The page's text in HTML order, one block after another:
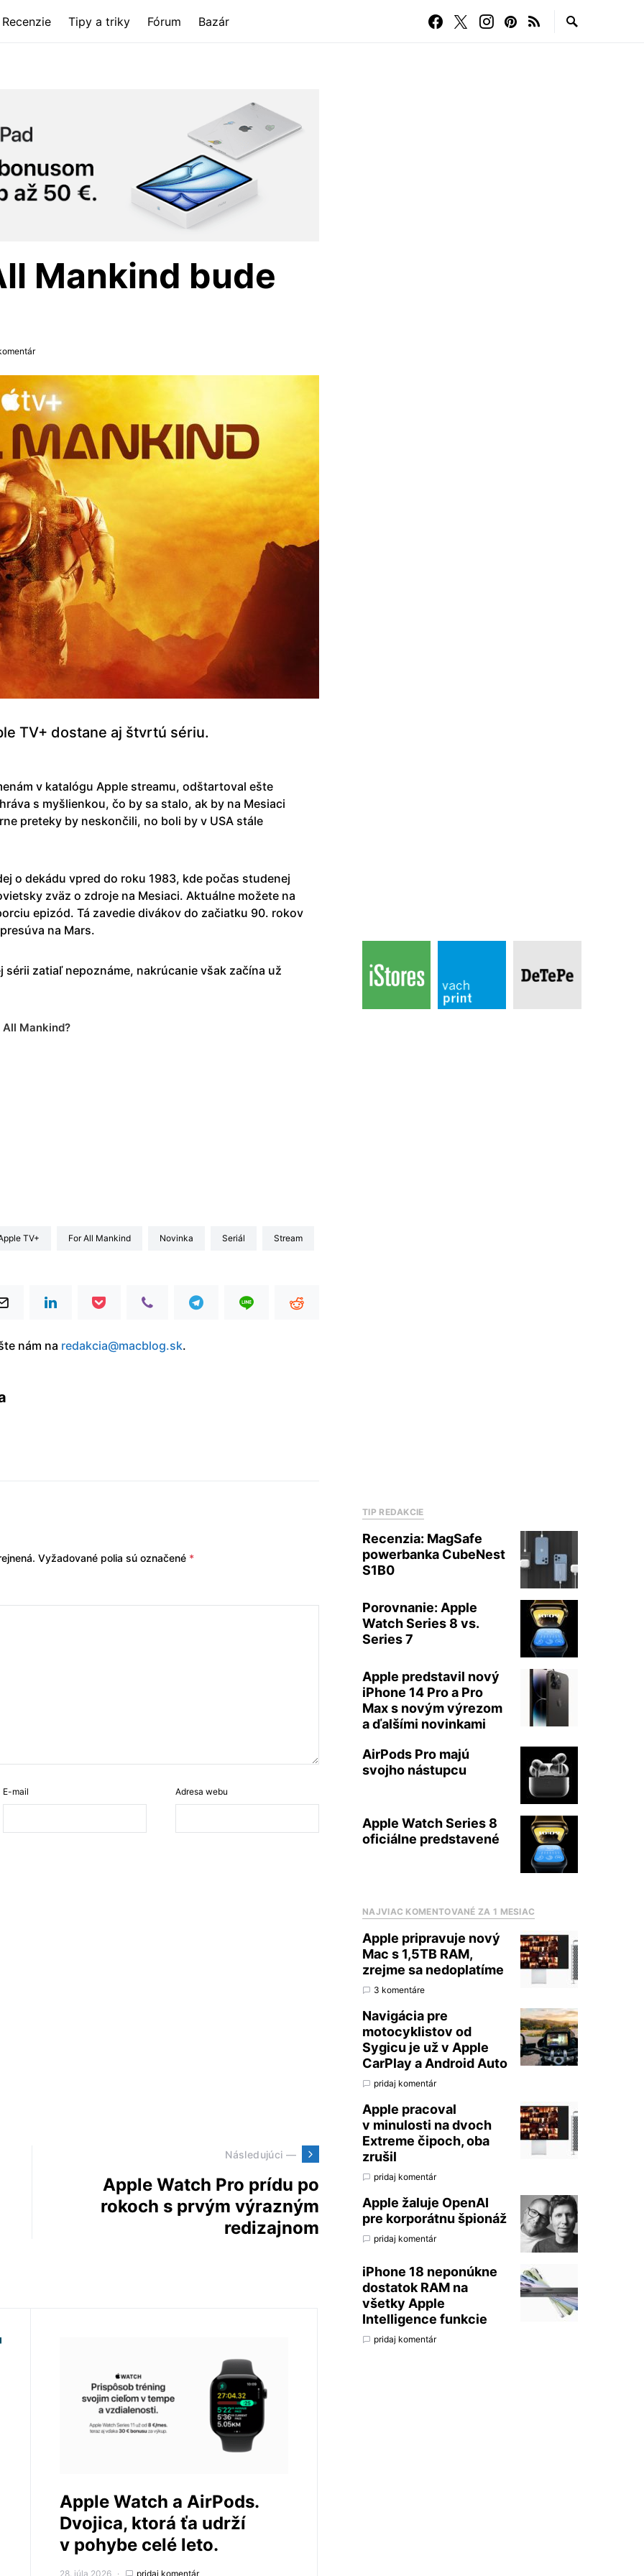
Recenzie Tipy a triky Fórum Bazár
Mankind bude
TV+ dostane aj štvrtú sériu.
v katalógu Apple streamu, odštartoval ešte
s myšlienkou, čo by sa stalo, ak by na Mesiaci
preteky by neskončili, no boli by v USA stále
o dekádu vpred do roku 1983, kde počas studenej
zväz o zdroje na Mesiaci. Aktuálne možete na
epizód. Tá zavedie divákov do začiatku 90. rokov
na Mars.
zatiaľ nepoznáme, nakrúcanie však začína už
Mankind?
Apple TV+ For All Mankind Novinka seriál stream
nám na redakcia@macblog.sk.
Vyžadované polia sú označené *
E-mail Adresa webu
Následujúci —
Apple Watch Pro prídu po
rokoch s prvým výrazným
redizajnom
Apple Watch a AirPods.
Dvojica, ktorá ťa udrží
v pohybe celé leto.
28. júla 2026 pridaj komentár
TIP REDAKCIE
Recenzia: MagSafe
powerbanka CubeNest
S1B0
Porovnanie: Apple
Watch Series 8 vs.
Series 7
Apple predstavil nový
iPhone 14 Pro a Pro
Max s novým výrezom
a ďalšími novinkami
AirPods Pro majú
svojho nástupcu
Apple Watch Series 8
oficiálne predstavené
NAJVIAC KOMENTOVANÉ ZA 1 MESIAC
Apple pripravuje nový
Mac s 1,5TB RAM,
zrejme sa nedoplatíme
3 komentáre
Navigácia pre
motocyklistov od
Sygicu je už v Apple
CarPlay a Android Auto
pridaj komentár
Apple pracoval
v minulosti na dvoch
Extreme čipoch, oba
zrušil
pridaj komentár
Apple žaluje OpenAI
pre korporátnu špionáž
pridaj komentár
iPhone 18 neponúkne
dostatok RAM na
všetky Apple
Intelligence funkcie
pridaj komentár